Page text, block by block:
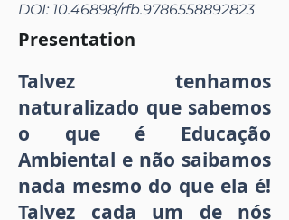
DOI: 10.46898/rfb.9786558892823
Presentation
Talvez tenhamos
naturalizado que sabemos
o que é Educação
Ambiental e não saibamos
nada mesmo do que ela é!
Talvez cada um de nós